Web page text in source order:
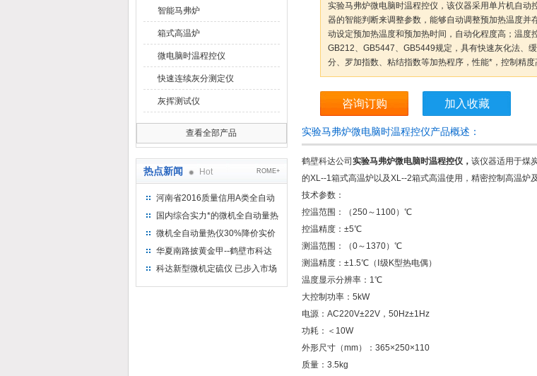
智能马弗炉
箱式高温炉
微电脑时温程控仪
快速连续灰分测定仪
灰挥测试仪
查看全部产品
热点新闻 Hot ROME+
河南省2016质量信用A类全自动
量热仪
国内综合实力*的微机全自动量热
仪制造企业
微机全自动量热仪30%降价实价
出售
华夏南路披黄金甲--鹤壁市科达
仪器仪表有限公司
科达新型微机定硫仪 已步入市场
实验马弗炉微电脑时温程控仪，该仪器采用单片机自动
器的智能判断来调整参数，能够自动调整预加热温度并
动设定预加热温度和预加热时间，自动化程度高；温度
GB212、GB5447、GB5449规定，具有快速灰化法、
分、罗加指数、粘结指数等加热程序，性能*，控制精度
咨询订购 加入收藏
实验马弗炉微电脑时温程控仪产品概述：
鹤壁科达公司 实验马弗炉微电脑时温程控仪 ， 该仪器适用于煤
的XL--1箱式高温炉以及XL--2箱式高温使用，精密控制高温炉
技术参数：
控温范围：（250～1100）℃
控温精度：±5℃
测温范围：（0～1370）℃
测温精度：±1.5℃（Ⅰ级K型热电偶）
温度显示分辨率：1℃
大控制功率：5kW
电源：AC220V±22V，50Hz±1Hz
功耗：＜10W
外形尺寸（mm）：365×250×110
质量：3.5kg